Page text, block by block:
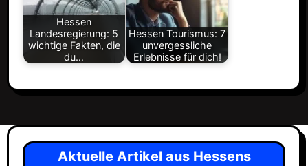
Hessen
Landesregierung: 5
wichtige Fakten, die
du…
Hessen Tourismus: 7
unvergessliche
Erlebnisse für dich!
Aktuelle Artikel aus Hessens